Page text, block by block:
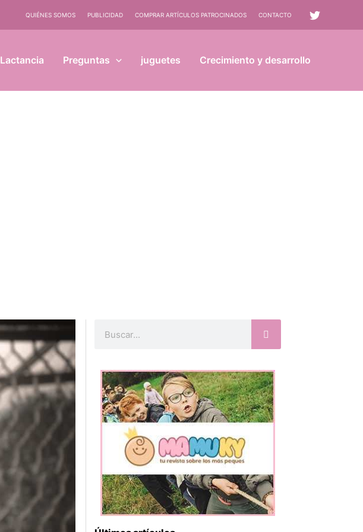
QUIÉNES SOMOS PUBLICIDAD COMPRAR ARTÍCULOS PATROCINADOS CONTACTO
Lactancia Preguntas juguetes Crecimiento y desarrollo